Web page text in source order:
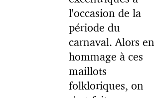
l'occasion de la
période du
carnaval. Alors en
hommage à ces
maillots
folkloriques, on